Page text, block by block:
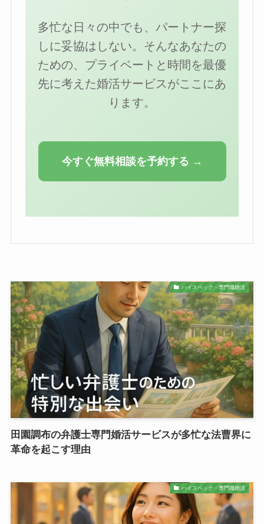
多忙な日々の中でも、パートナー探
しに妥協はしない。そんなあなたの
ための、プライベートと時間を最優
先に考えた婚活サービスがここにあ
ります。
今すぐ無料相談を予約する →
ハイスペック・専門職婚活
田園調布の弁護士専門婚活サービスが多忙な法曹界に
革命を起こす理由
ハイスペック・専門職婚活